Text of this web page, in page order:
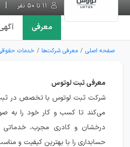
معرفی
صفحه اصلی معرفی شرکت‌ها خدمات
معرفی ثبت لوتوس
شرکت ثبت لوتوس با تخصص در
می‌کند تا کسب و کار خود را به
درخشان و کادری مجرب، خدماتی
حسابداری را با بهترین کیفیت و